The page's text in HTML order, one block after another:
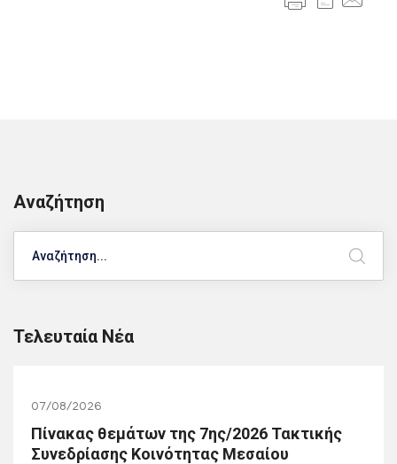
Αναζήτηση
Τελευταία Νέα
07/08/2026
Πίνακας θεμάτων της 7ης/2026 Τακτικής
Συνεδρίασης Κοινότητας Μεσαίου